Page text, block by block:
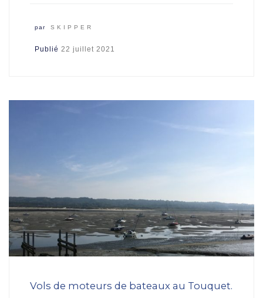
par SKIPPER
Publié 22 juillet 2021
Vols de moteurs de bateaux au Touquet.